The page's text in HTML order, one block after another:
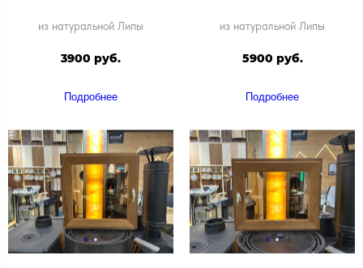
из натуральной Липы
3900 руб.
Подробнее
из натуральной Липы
5900 руб.
Подробнее